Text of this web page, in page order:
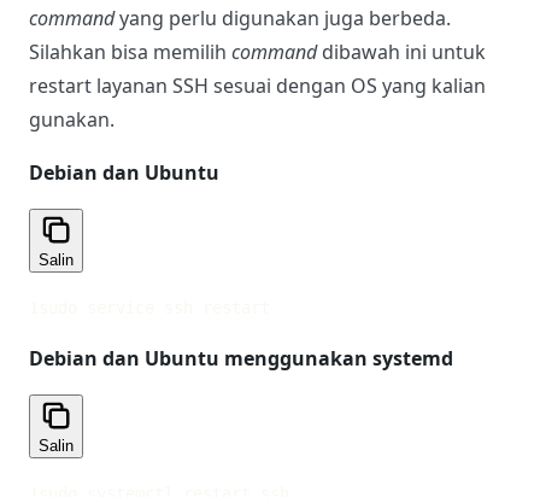
commandyang perlu digunakan juga berbeda.
Silahkan bisa memilih commanddibawah ini untuk
restart layanan SSH sesuai dengan OS yang kalian
gunakan.
Debian dan Ubuntu
Salin
Debian dan Ubuntu menggunakan systemd
Salin